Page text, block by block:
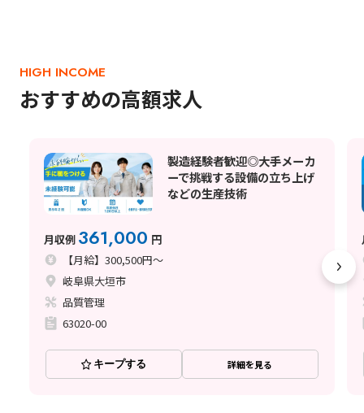
HIGH INCOME
おすすめの高額求人
製造経験者歓迎◎大手メーカ
ーで挑戦する設備の立ち上げ
などの生産技術
月収例 361,000 円
【月給】300,500円～
岐阜県大垣市
品質管理
63020-00
キープする 詳細を見る